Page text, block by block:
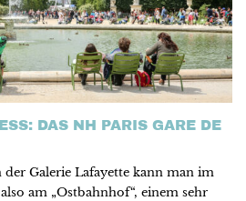
DAS NH PARIS GARE DE
Galerie Lafayette kann man im
also am „Ostbahnhof“, einem sehr